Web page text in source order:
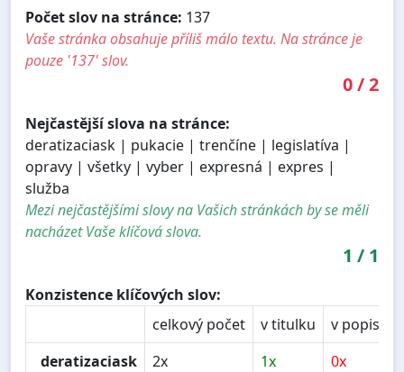
Počet slov na stránce: 137
Vaše stránka obsahuje příliš málo textu. Na stránce je
pouze '137' slov.
0/2
Nejčastější slova na stránce:
deratizaciask | pukacie | trenčíne | legislatíva |
opravy | všetky | vyber | expresná | expres |
služba
Mezi nejčastějšími slovy na Vašich stránkách by se měli
nacházet Vaše klíčová slova.
1 / 1
Konzistence klíčových slov:
celkový počet
v titulku
v popisu
deratizaciask
2x 1x
0x